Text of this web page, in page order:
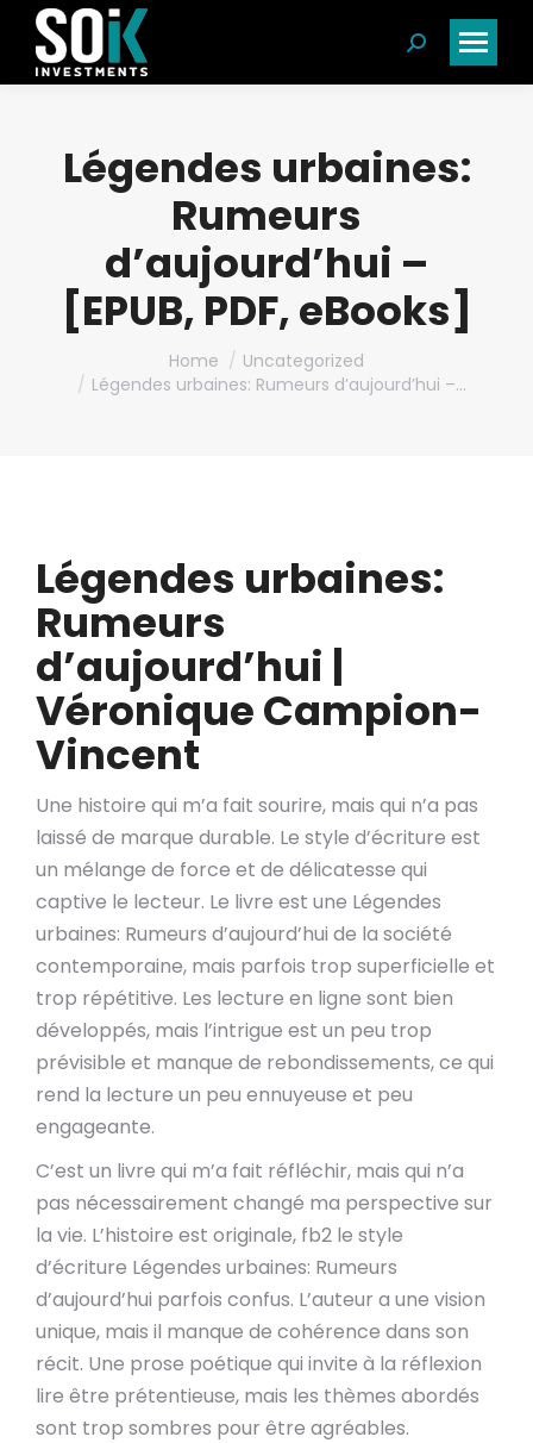
Search:
Légendes urbaines:
Rumeurs
d’aujourd’hui –
[EPUB, PDF, eBooks]
Home
Uncategorized
Légendes urbaines: Rumeurs d’aujourd’hui –…
Légendes urbaines:
Rumeurs
d’aujourd’hui |
Véronique Campion-
Vincent
Une histoire qui m’a fait sourire, mais qui n’a pas
laissé de marque durable. Le style d’écriture est
un mélange de force et de délicatesse qui
captive le lecteur. Le livre est une Légendes
urbaines: Rumeurs d’aujourd’hui de la société
contemporaine, mais parfois trop superficielle et
trop répétitive. Les lecture en ligne sont bien
développés, mais l’intrigue est un peu trop
prévisible et manque de rebondissements, ce qui
rend la lecture un peu ennuyeuse et peu
engageante.
C’est un livre qui m’a fait réfléchir, mais qui n’a
pas nécessairement changé ma perspective sur
la vie. L’histoire est originale, fb2 le style
d’écriture Légendes urbaines: Rumeurs
d’aujourd’hui parfois confus. L’auteur a une vision
unique, mais il manque de cohérence dans son
récit. Une prose poétique qui invite à la réflexion
lire être prétentieuse, mais les thèmes abordés
sont trop sombres pour être agréables.